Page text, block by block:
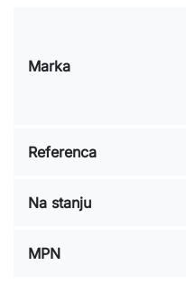
Marka
Referenca
Na stanju
MPN